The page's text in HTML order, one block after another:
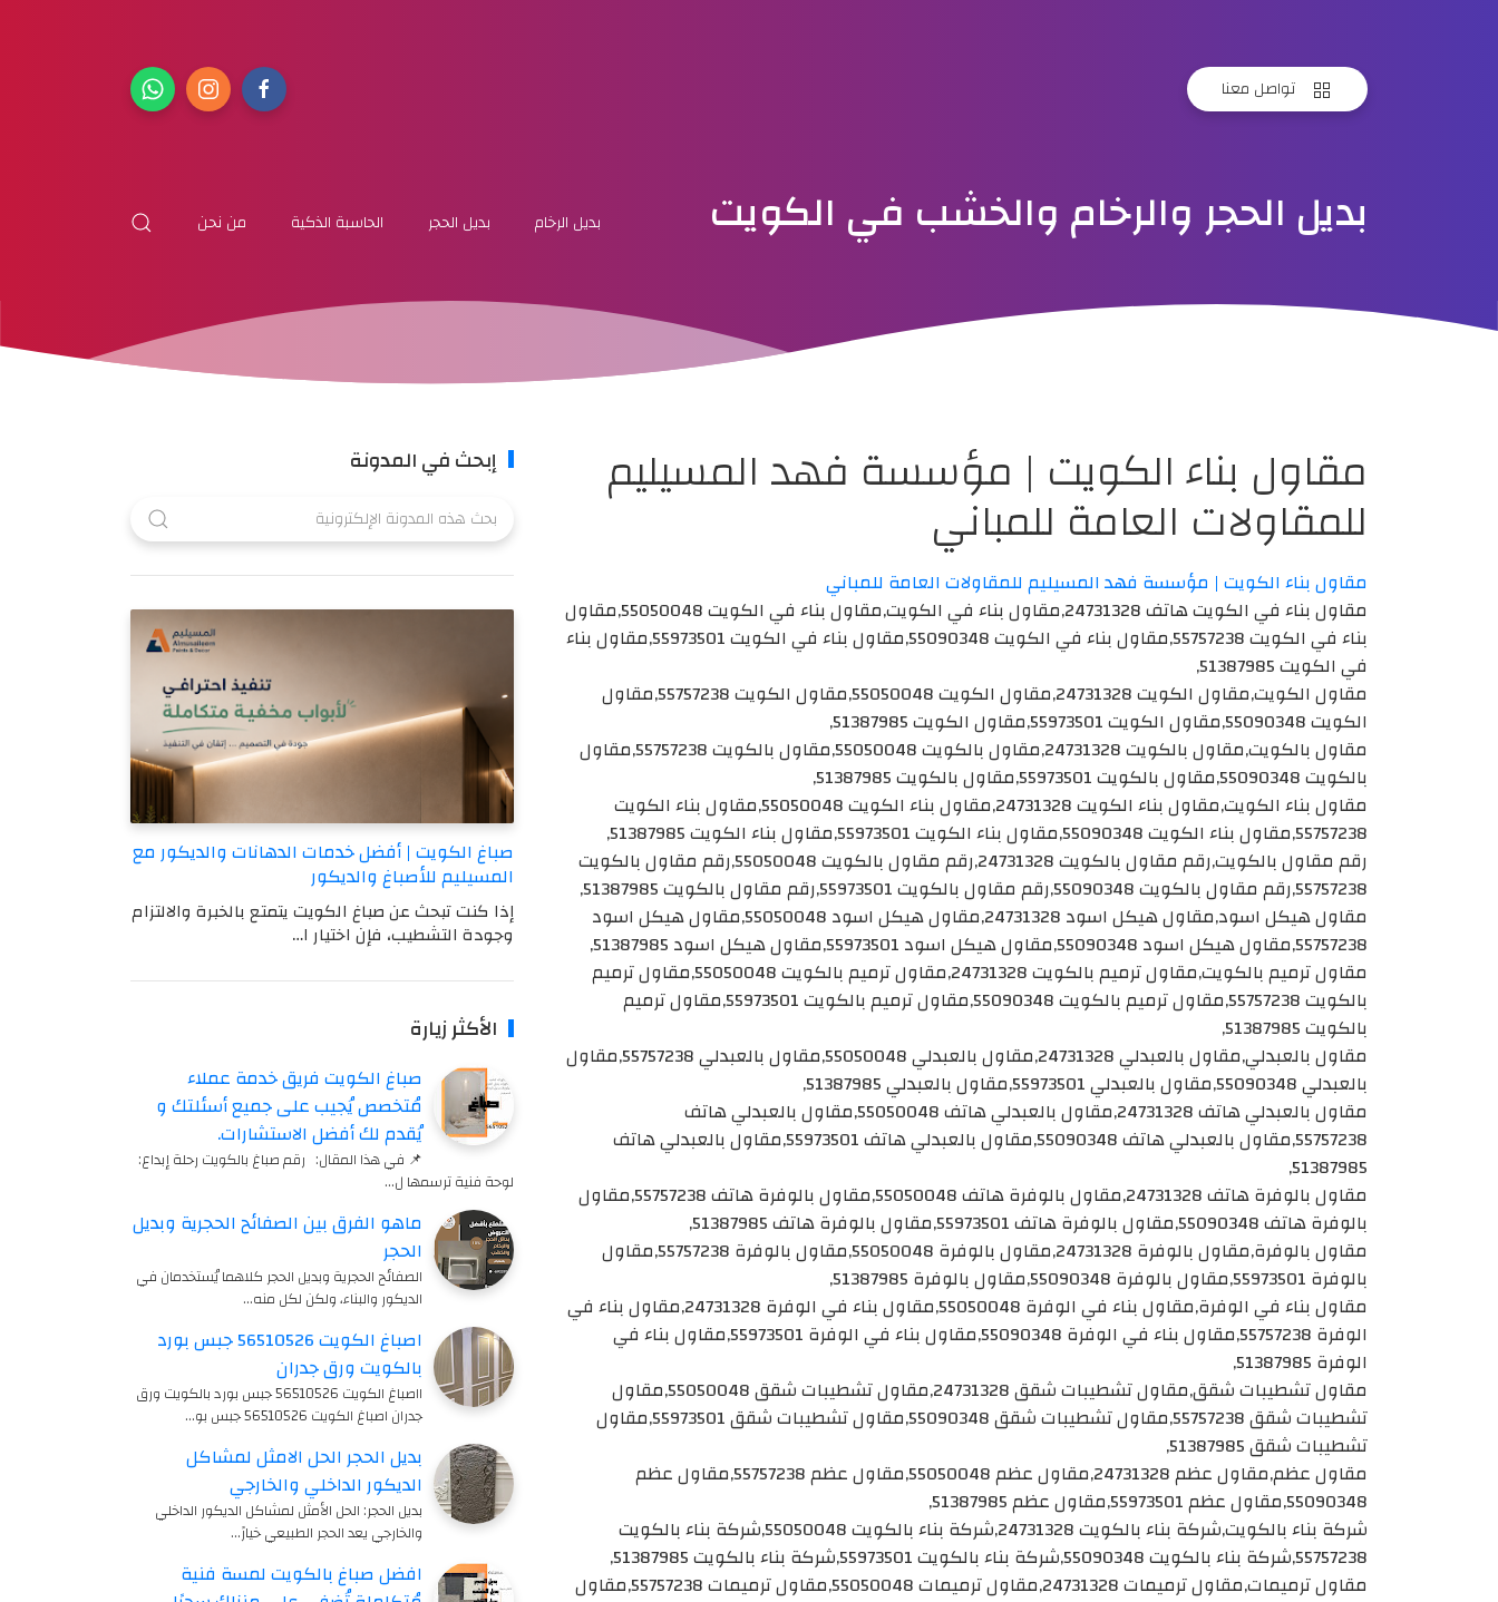
تواصل معنا
بديل الحجر والرخام والخشب في الكويت بديل الرخام بديل الحجر الحاسبة الذكية من نحن
مقاول بناء الكويت | مؤسسة فهد المسيليم
للمقاولات العامة للمباني
مقاول بناء الكويت | مؤسسة فهد المسيليم للمقاولات العامة للمباني
مقاول بناء في الكويت هاتف 24731328,مقاول بناء في الكويت,مقاول بناء في الكويت 55050048,مقاول
بناء في الكويت 55757238,مقاول بناء في الكويت 55090348,مقاول بناء في الكويت 55973501,مقاول بناء
في الكويت 51387985,
مقاول الكويت,مقاول الكويت 24731328,مقاول الكويت 55050048,مقاول الكويت 55757238,مقاول
الكويت 55090348,مقاول الكويت 55973501,مقاول الكويت 51387985,
مقاول بالكويت,مقاول بالكويت 24731328,مقاول بالكويت 55050048,مقاول بالكويت 55757238,مقاول
بالكويت 55090348,مقاول بالكويت 55973501,مقاول بالكويت 51387985,
مقاول بناء الكويت,مقاول بناء الكويت 24731328,مقاول بناء الكويت 55050048,مقاول بناء الكويت
55757238,مقاول بناء الكويت 55090348,مقاول بناء الكويت 55973501,مقاول بناء الكويت 51387985,
رقم مقاول بالكويت,رقم مقاول بالكويت 24731328,رقم مقاول بالكويت 55050048,رقم مقاول بالكويت
55757238,رقم مقاول بالكويت 55090348,رقم مقاول بالكويت 55973501,رقم مقاول بالكويت 51387985,
مقاول هيكل اسود,مقاول هيكل اسود 24731328,مقاول هيكل اسود 55050048,مقاول هيكل اسود
55757238,مقاول هيكل اسود 55090348,مقاول هيكل اسود 55973501,مقاول هيكل اسود 51387985,
مقاول ترميم بالكويت,مقاول ترميم بالكويت 24731328,مقاول ترميم بالكويت 55050048,مقاول ترميم
بالكويت 55757238,مقاول ترميم بالكويت 55090348,مقاول ترميم بالكويت 55973501,مقاول ترميم
بالكويت 51387985,
مقاول بالعبدلي,مقاول بالعبدلي 24731328,مقاول بالعبدلي 55050048,مقاول بالعبدلي 55757238,مقاول
بالعبدلي 55090348,مقاول بالعبدلي 55973501,مقاول بالعبدلي 51387985,
مقاول بالعبدلي هاتف 24731328,مقاول بالعبدلي هاتف 55050048,مقاول بالعبدلي هاتف
55757238,مقاول بالعبدلي هاتف 55090348,مقاول بالعبدلي هاتف 55973501,مقاول بالعبدلي هاتف
51387985,
مقاول بالوفرة هاتف 24731328,مقاول بالوفرة هاتف 55050048,مقاول بالوفرة هاتف 55757238,مقاول
بالوفرة هاتف 55090348,مقاول بالوفرة هاتف 55973501,مقاول بالوفرة هاتف 51387985,
مقاول بالوفرة,مقاول بالوفرة 24731328,مقاول بالوفرة 55050048,مقاول بالوفرة 55757238,مقاول
بالوفرة 55973501,مقاول بالوفرة 55090348,مقاول بالوفرة 51387985,
مقاول بناء في الوفرة,مقاول بناء في الوفرة 55050048,مقاول بناء في الوفرة 24731328,مقاول بناء في
الوفرة 55757238,مقاول بناء في الوفرة 55090348,مقاول بناء في الوفرة 55973501,مقاول بناء في
الوفرة 51387985,
مقاول تشطيبات شقق,مقاول تشطيبات شقق 24731328,مقاول تشطيبات شقق 55050048,مقاول
تشطيبات شقق 55757238,مقاول تشطيبات شقق 55090348,مقاول تشطيبات شقق 55973501,مقاول
تشطيبات شقق 51387985,
مقاول عظم,مقاول عظم 24731328,مقاول عظم 55050048,مقاول عظم 55757238,مقاول عظم
55090348,مقاول عظم 55973501,مقاول عظم 51387985,
شركة بناء بالكويت,شركة بناء بالكويت 24731328,شركة بناء بالكويت 55050048,شركة بناء بالكويت
55757238,شركة بناء بالكويت 55090348,شركة بناء بالكويت 55973501,شركة بناء بالكويت 51387985,
مقاول ترميمات,مقاول ترميمات 24731328,مقاول ترميمات 55050048,مقاول ترميمات 55757238,مقاول
إبحث في المدونة
صباغ الكويت | أفضل خدمات الدهانات والديكور مع
المسيليم للأصباغ والديكور
إذا كنت تبحث عن صباغ الكويت يتمتع بالخبرة والالتزام
وجودة التشطيب، فإن اختيار ا…
الأكثر زيارة
صباغ الكويت فريق خدمة عملاء
مُتخصص يُجيب على جميع أسئلتك و
يُقدم لك أفضل الاستشارات.
📌 في هذا المقال: رقم صباغ بالكويت رحلة إبداع:
لوحة فنية ترسمها ل…
ماهو الفرق بين الصفائح الحجرية وبديل
الحجر
الصفائح الحجرية وبديل الحجر كلاهما يُستخدمان في
الديكور والبناء، ولكن لكل منه…
اصباغ الكويت 56510526 جبس بورد
بالكويت ورق جدران
ااصباغ الكويت 56510526 جبس بورد بالكويت ورق
جدران اصباغ الكويت 56510526 جبس بو…
بديل الحجر الحل الامثل لمشاكل
الديكور الداخلي والخارجي
بديل الحجر: الحل الأمثل لمشاكل الديكور الداخلي
والخارجي يعد الحجر الطبيعي خيارً…
افضل صباغ بالكويت لمسة فنية